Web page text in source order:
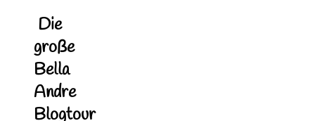
Die
große
Bella
Andre
Blogtour